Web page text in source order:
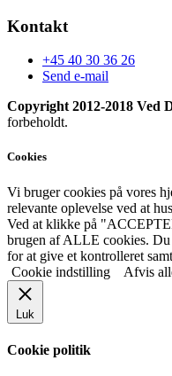
Kontakt
+45 40 30 36 26
Send e-mail
Copyright 2012-2018 Ved
forbeholdt.
Cookies
Vi bruger cookies på vores
relevante oplevelse ved at
Ved at klikke på
brugen af ALLE cookies.
for at give et kontrolleret
Cookie indstilling
Afvis
Luk
Cookie politik